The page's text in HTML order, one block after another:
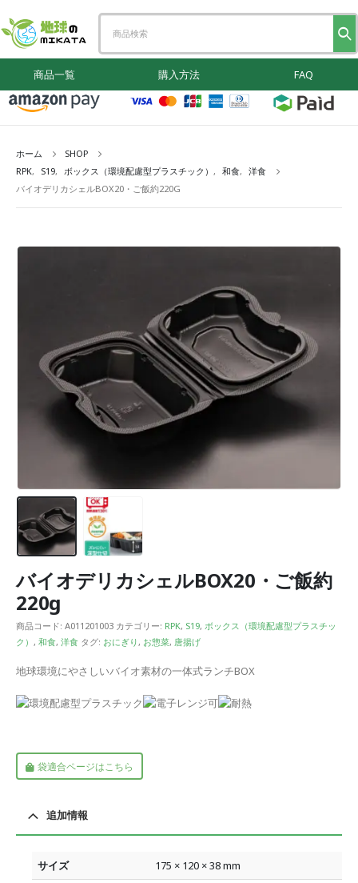
商品一覧 購入方法 FAQ
ホーム
SHOP
RPK, S19, ボックス（環境配慮型プラスチック） , 和食, 洋食
バイオデリカシェルBOX20・ご飯約220G
バイオデリカシェルBOX20・ご飯約
220g
商品コード: A011201003 カテゴリー: RPK, S19, ボックス（環境配慮型プラスチッ
ク） , 和食, 洋食 タグ: おにぎり , お惣菜, 唐揚げ
地球環境にやさしいバイオ素材の一体式ランチBOX
袋適合ページはこちら
追加情報
サイズ
175 × 120 × 38 mm